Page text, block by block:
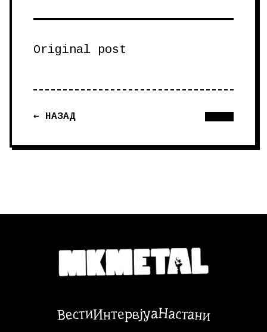
Original post
← НАЗАД
ВестиИнтервјуаНастани